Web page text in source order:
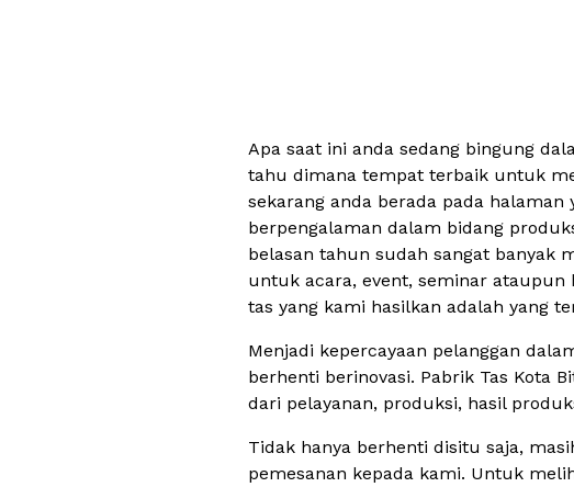
Apa saat ini anda sedang bingung
tahu dimana tempat terbaik untuk
sekarang anda berada pada halaman
berpengalaman dalam bidang
belasan tahun sudah sangat banyak
untuk acara, event, seminar ataupun
tas yang kami hasilkan adalah yang
Menjadi kepercayaan pelanggan
berhenti berinovasi. Pabrik Tas Kota
dari pelayanan, produksi, hasil
Tidak hanya berhenti disitu saja,
pemesanan kepada kami. Untuk